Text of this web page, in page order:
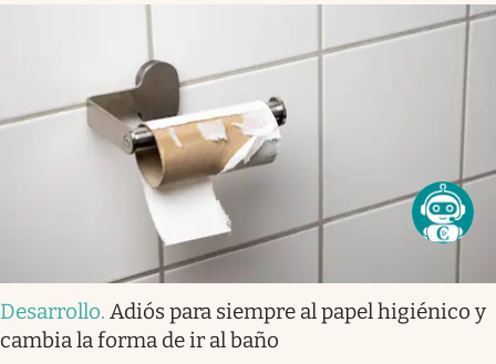
Desarrollo. Adiós para siempre al papel higiénico y
cambia la forma de ir al baño